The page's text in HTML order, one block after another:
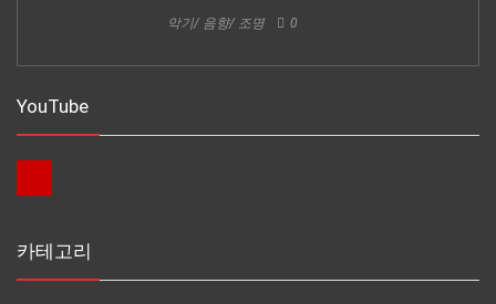
악기/ 음향/ 조명 0
YouTube
카테고리